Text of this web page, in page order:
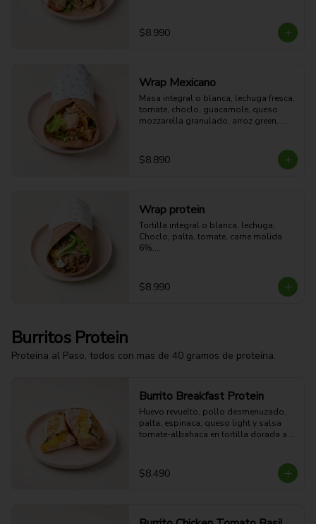
$8.990
Wrap Mexicano
Masa integral o blanca, lechuga fresca,
tomate, choclo, guacamole, queso
mozzarella granulado, arroz green,
$8.890
Wrap protein
Tortilla integral o blanca, lechuga,
Choclo, palta, tomate, carne molida
6%,
$8.990
Burritos Protein
Proteína al Paso, todos con mas de 40 gramos de proteína.
Burrito Breakfast Protein
Huevo revuelto, pollo desmenuzado,
palta, espinaca, queso light y salsa
tomate-albahaca en tortilla dorada a
51g Proteina - 43g Carbohidratos -
$8.490